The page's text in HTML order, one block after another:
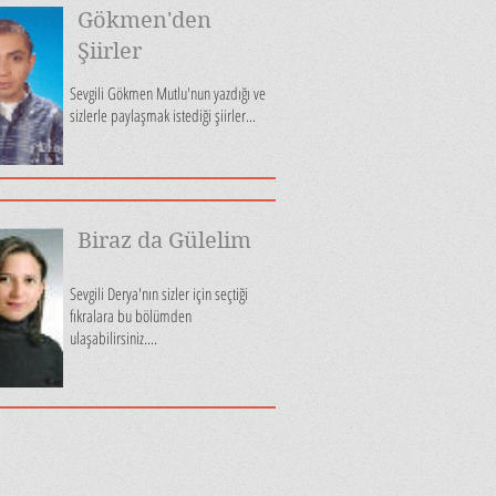
Gökmen'den
Şiirler
Sevgili Gökmen Mutlu'nun yazdığı ve
sizlerle paylaşmak istediği şiirler...
Biraz da Gülelim
Sevgili Derya'nın sizler için seçtiği
fıkralara bu bölümden
ulaşabilirsiniz....